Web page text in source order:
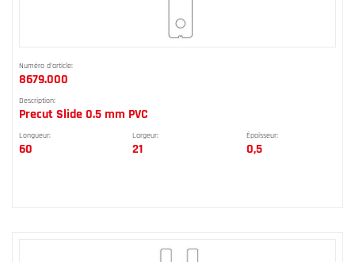
Numéro d'article:
8679.000
Description:
Precut Slide 0.5 mm PVC
Longueur:
60
Largeur:
21
Épaisseur:
0,5